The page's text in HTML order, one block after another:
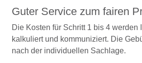
Guter Service zum fairen
Die Kosten für Schritt 1 bis 4 werden
kalkuliert und kommuniziert. Die
nach der individuellen Sachlage.